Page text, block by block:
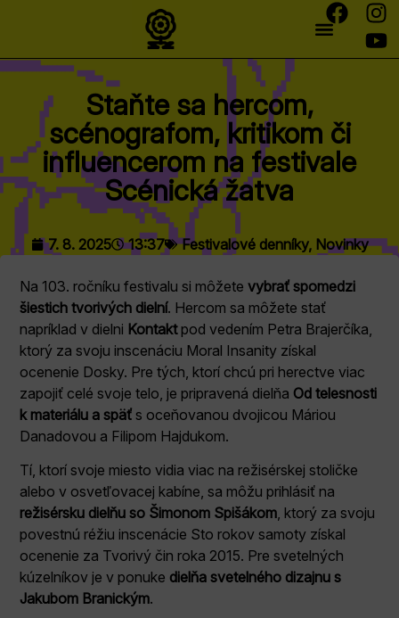
Staňte sa hercom,
scénografom, kritikom či
influencerom na festivale
Scénická žatva
7. 8. 2025 13:37 Festivalové denníky, Novinky
Na 103. ročníku festivalu si môžetevybrať spomedzi
šiestich tvorivých dielní. Hercom sa môžete stať
napríklad v dielni Kontaktpod vedením Petra Brajerčíka,
ktorý za svoju inscenáciu Moral Insanity získal
ocenenie Dosky. Pre tých, ktorí chcú pri herectve viac
zapojiť celé svoje telo, je pripravená dielňa Od telesnosti
k materiálu a späť s oceňovanou dvojicou Máriou
Danadovou a Filipom Hajdukom.
Tí, ktorí svoje miesto vidia viac na režisérskej stoličke
alebo v osvetľovacej kabíne, sa môžu prihlásiť na
režisérsku dielňu so Šimonom Spišákom, ktorý za svoju
povestnú réžiu inscenácie Sto rokov samoty získal
ocenenie za Tvorivý čin roka 2015. Pre svetelných
kúzelníkov je v ponuke dielňa svetelného dizajnu s
Jakubom Branickým.